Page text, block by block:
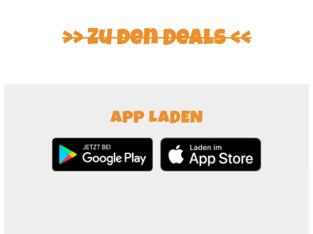
>> Zu den Deals <<
APP LADEN